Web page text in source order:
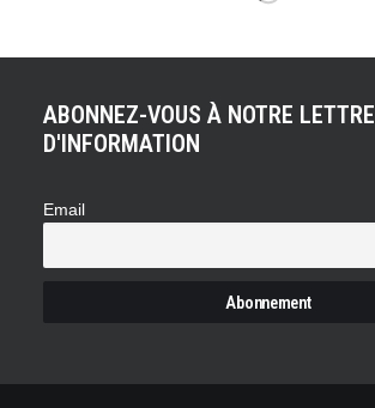
ABONNEZ-VOUS À NOTRE LETTRE
D'INFORMATION
Email